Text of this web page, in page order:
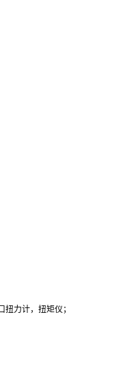
力计，扭矩仪；